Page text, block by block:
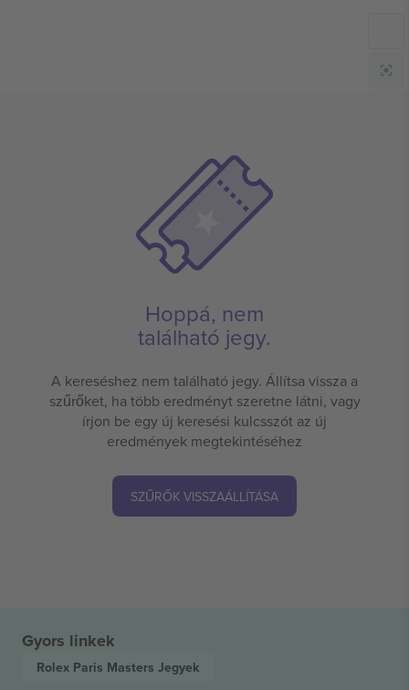
Hoppá, nem
található jegy.
A kereséshez nem található jegy. Állítsa vissza a
szűrőket, ha több eredményt szeretne látni, vagy
írjon be egy új keresési kulcsszót az új
eredmények megtekintéséhez
SZŰRŐK VISSZAÁLLÍTÁSA
Gyors linkek
Rolex Paris Masters Jegyek